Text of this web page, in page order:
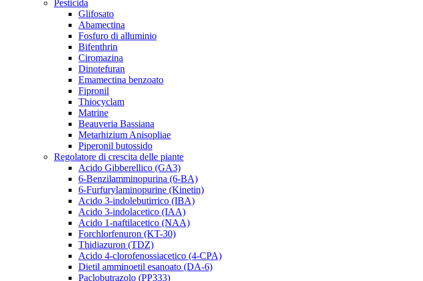
Pesticida
Glifosato
Abamectina
Fosfuro di alluminio
Bifenthrin
Ciromazina
Dinotefuran
Emamectina benzoato
Fipronil
Thiocyclam
Matrine
Beauveria Bassiana
Metarhizium Anisopliae
Piperonil butossido
Regolatore di crescita delle piante
Acido Gibberellico (GA3)
6-Benzilamminopurina (6-BA)
6-Furfurylaminopurine (Kinetin)
Acido 3-indolebutirrico (IBA)
Acido 3-indolacetico (IAA)
Acido 1-naftilacetico (NAA)
Forchlorfenuron (KT-30)
Thidiazuron (TDZ)
Acido 4-clorofenossiacetico (4-CPA)
Dietil amminoetil esanoato (DA-6)
Paclobutrazolo (PP333)